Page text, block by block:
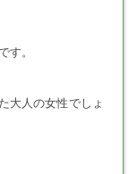
されており、違法行
す。
大人の女性でしょ